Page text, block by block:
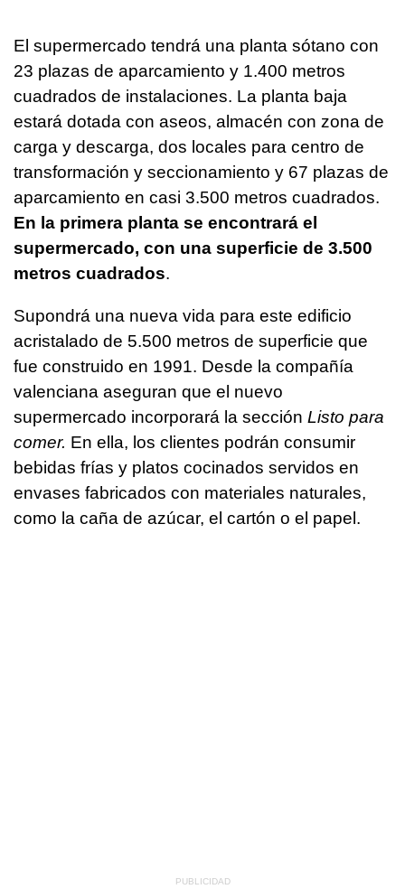
El supermercado tendrá una planta sótano con
23 plazas de aparcamiento y 1.400 metros
cuadrados de instalaciones. La planta baja
estará dotada con aseos, almacén con zona de
carga y descarga, dos locales para centro de
transformación y seccionamiento y 67 plazas de
aparcamiento en casi 3.500 metros cuadrados.
En la primera planta se encontrará el
supermercado, con una superficie de 3.500
metros cuadrados.
Supondrá una nueva vida para este edificio
acristalado de 5.500 metros de superficie que
fue construido en 1991. Desde la compañía
valenciana aseguran que el nuevo
supermercado incorporará la sección Listo para
comer. En ella, los clientes podrán consumir
bebidas frías y platos cocinados servidos en
envases fabricados con materiales naturales,
como la caña de azúcar, el cartón o el papel.